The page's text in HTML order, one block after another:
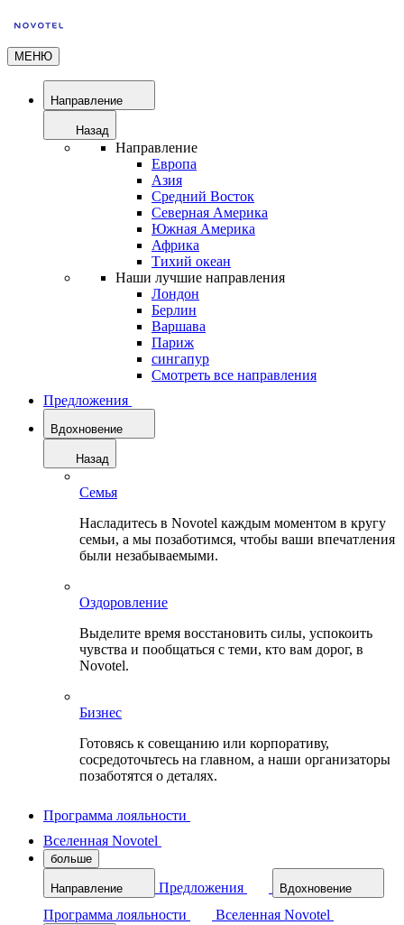
МЕНЮ
Направление
Назад
Направление
Европа
Азия
Средний Восток
Северная Америка
Южная Америка
Африка
Тихий океан
Наши лучшие направления
Лондон
Берлин
Варшава
Париж
сингапур
Смотреть все направления
Предложения
Вдохновение
Назад
Семья
Насладитесь в Novotel каждым моментом в кругу
семьи, а мы позаботимся, чтобы ваши впечатления
были незабываемыми.
Оздоровление
Выделите время восстановить силы, успокоить
чувства и пообщаться с теми, кто вам дорог, в
Novotel.
Бизнес
Готовясь к совещанию или корпоративу,
сосредоточьтесь на главном, а наши организаторы
позаботятся о деталях.
Программа лояльности
Вселенная Novotel
больше
Направление Предложения Вдохновение
Программа лояльности Вселенная Novotel